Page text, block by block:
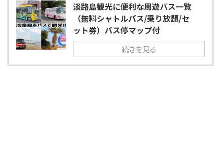
淡路島観光に便利な周遊バス一覧
（無料シャトルバス/乗り放題/セ
ット券）バス停マップ付
続きを見る